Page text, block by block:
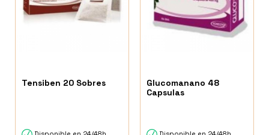
Tensiben 20 Sobres
Glucomanano 48
Capsulas